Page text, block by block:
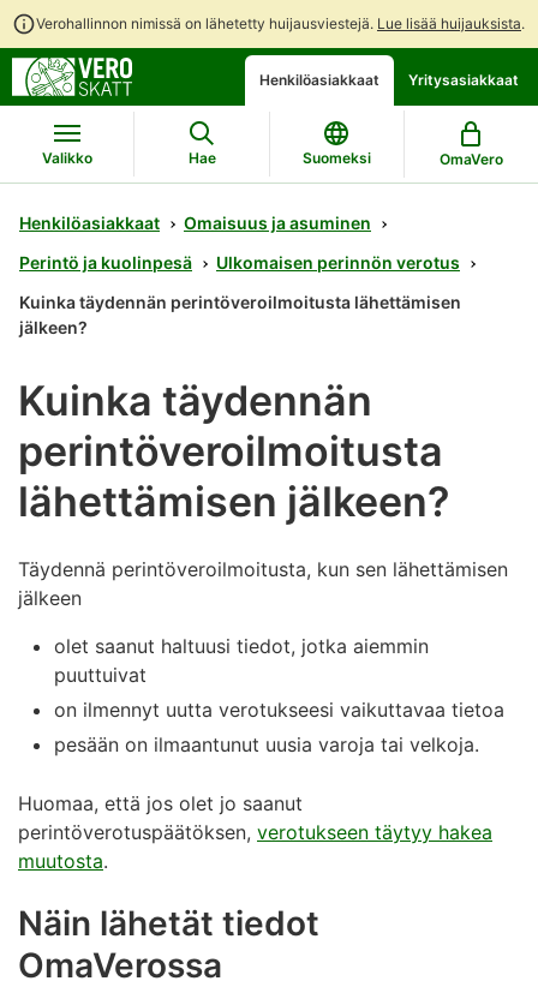
Verohallinnon nimissä on lähetetty huijausviestejä. Lue lisää huijauksista.
Siirry
suoraan
sisältöön
Siirry
koko
sivuston
hakuun
Henkilöasiakkaat Yritysasiakkaat
Valikko Hae Suomeksi OmaVero
Henkilöasiakkaat
Omaisuus ja asuminen
Perintö ja kuolinpesä
Ulkomaisen perinnön verotus
Kuinka täydennän perintöveroilmoitusta lähettämisen
jälkeen?
Kuinka täydennän
perintöveroilmoitusta
lähettämisen jälkeen?
Täydennä perintöveroilmoitusta, kun sen lähettämisen
jälkeen
olet saanut haltuusi tiedot, jotka aiemmin
puuttuivat
on ilmennyt uutta verotukseesi vaikuttavaa tietoa
pesään on ilmaantunut uusia varoja tai velkoja.
Huomaa, että jos olet jo saanut
perintöverotuspäätöksen, verotukseen täytyy hakea
muutosta.
Näin lähetät tiedot
OmaVerossa